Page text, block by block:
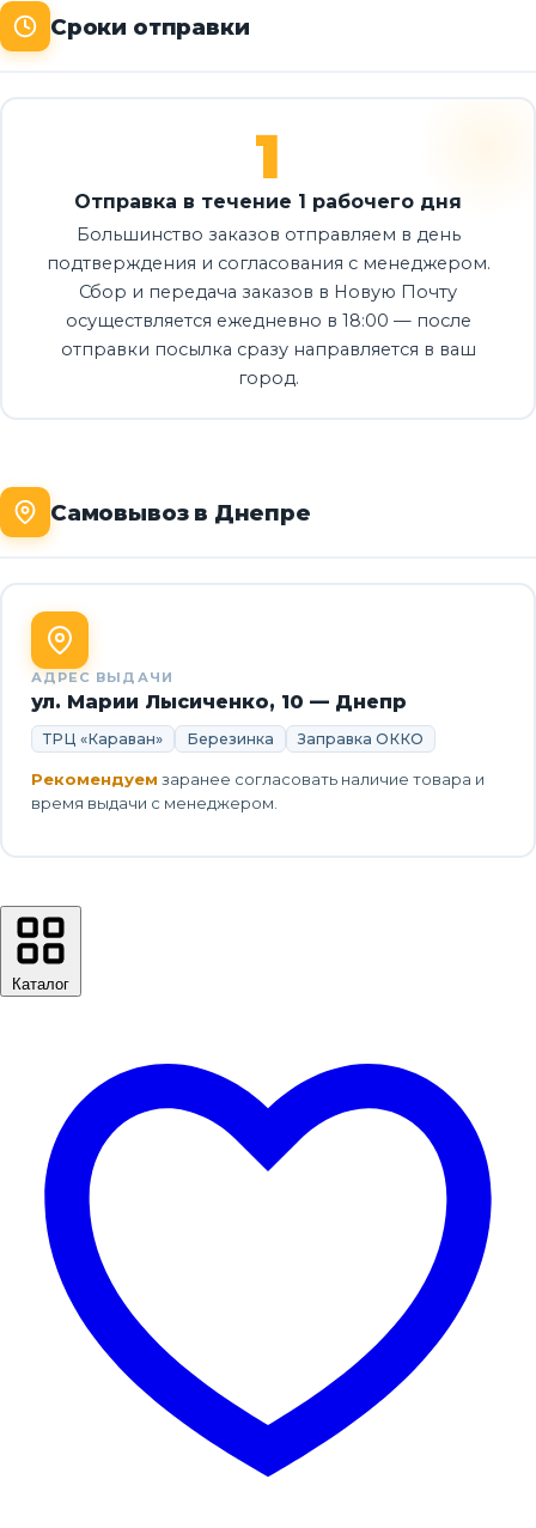
Сроки отправки
1
Отправка в течение 1 рабочего дня
Большинство заказов отправляем в день
подтверждения и согласования с менеджером.
Сбор и передача заказов в Новую Почту
осуществляется ежедневно в 18:00 — после
отправки посылка сразу направляется в ваш
город.
Самовывоз в Днепре
АДРЕС ВЫДАЧИ
ул. Марии Лысиченко, 10 — Днепр
ТРЦ «Караван» Березинка Заправка ОККО
Рекомендуем заранее согласовать наличие товара и
время выдачи с менеджером.
Каталог